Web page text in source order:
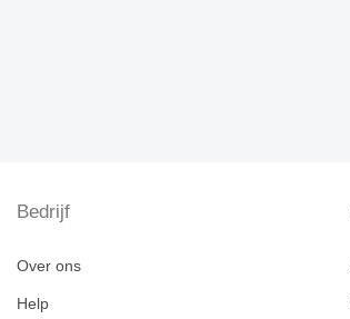
Bedrijf
Over ons
Help